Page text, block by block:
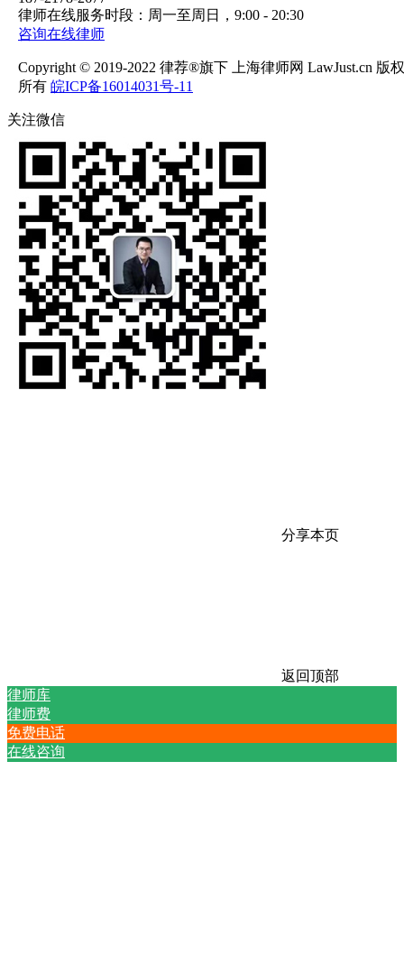
律师在线服务时段：周一至周日，9:00 - 20:30
咨询在线律师
Copyright © 2019-2022 律荐®旗下 上海律师网 LawJust.cn 版权
所有 皖ICP备16014031号-11
关注微信
分享本页
返回顶部
律师库
律师费
免费电话
在线咨询